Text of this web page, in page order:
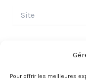
Pour offrir les meilleures